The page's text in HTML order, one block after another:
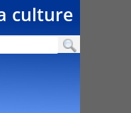
culture